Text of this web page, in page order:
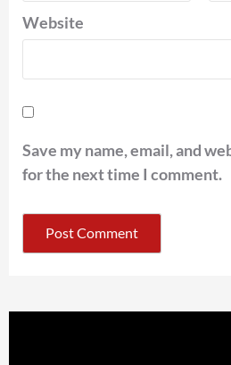
Website
Save my name, email, and
for the next time I comment.